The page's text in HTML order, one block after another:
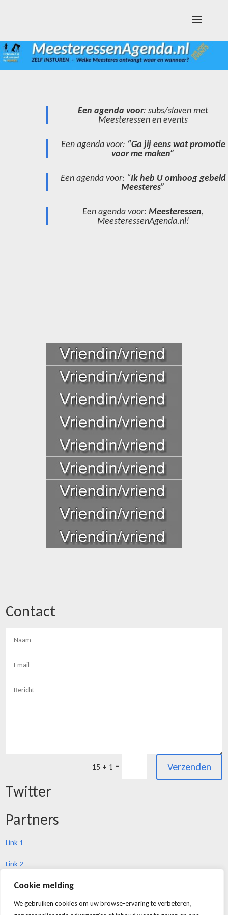
Cookie melding
We gebruiken cookies om uw browse-ervaring te verbeteren,
Een agenda voor: subs/slaven met
Meesteressen en events
Een agenda voor: “Ga jij eens wat promotie
voor me maken”
Een agenda voor: “Ik heb U omhoog gebeld
Meesteres”
Een agenda voor:Meesteressen,
MeesteressenAgenda.nl!
Contact
15 + 1 = Verzenden
Twitter
Partners
Link 1
Link 2
Link 3
Webshop